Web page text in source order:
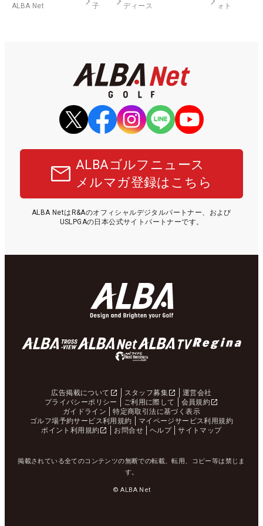
ALBA Net
子
ディース
ォト
ALBAゴルフニュース
メルマガ登録はこちら
ALBA NetはR&Aのオフィシャルデジタルパートナー、および
USLPGAの日本公式サイトパートナーです。
広告掲載について スタッフ募集
運営会社
プライバシーポリシー
ご利用に際して
会員規約
ガイドライン
特定商取引法に基づく表示
ゴルフ場予約サービス利用規約
マイページサービス利用規約
ポイント利用規約
お問合せ ヘルプ サイトマップ
掲載されている全てのコンテンツの無断での転載、転用、コピー等は禁じま
す。
© ALBA Net